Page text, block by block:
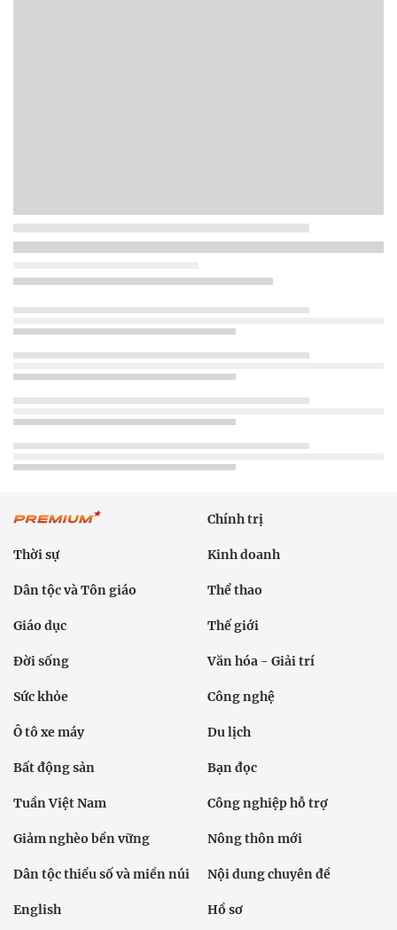
Chính trị
Thời sự Kinh doanh
Dân tộc và Tôn giáo Thể thao
Giáo dục Thế giới
Đời sống Văn hóa - Giải trí
Sức khỏe Công nghệ
Ô tô xe máy Du lịch
Bất động sản Bạn đọc
Tuần Việt Nam Công nghiệp hỗ trợ
Giảm nghèo bền vững Nông thôn mới
Dân tộc thiểu số và miền núi Nội dung chuyên đề
English Hồ sơ